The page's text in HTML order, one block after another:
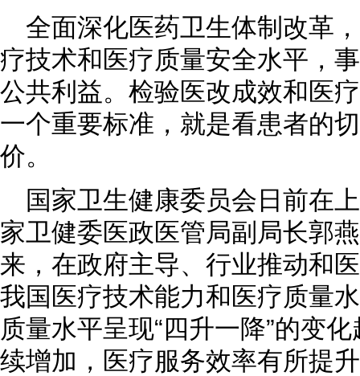
全面深化医药卫生体制改革
疗技术和医疗质量安全水平，
公共利益。检验医改成效和医
一个重要标准，就是看患者的
价。
国家卫生健康委员会日前在
家卫健委医政医管局副局长郭
来，在政府主导、行业推动和
我国医疗技术能力和医疗质量
质量水平呈现“四升一降”的变
续增加，医疗服务效率有所提